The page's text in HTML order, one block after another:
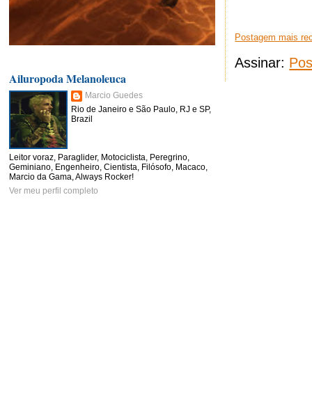
Postagem mais
Assinar:
Ailuropoda Melanoleuca
Marcio Guedes
Rio de Janeiro e São Paulo, RJ e SP,
Brazil
Leitor voraz, Paraglider, Motociclista, Peregrino,
Geminiano, Engenheiro, Cientista, Filósofo, Macaco,
Marcio da Gama, Always Rocker!
Ver meu perfil completo